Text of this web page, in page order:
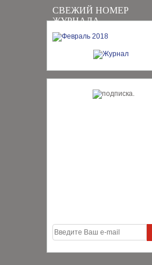
СВЕЖИЙ НОМЕР
ЖУРНАЛА